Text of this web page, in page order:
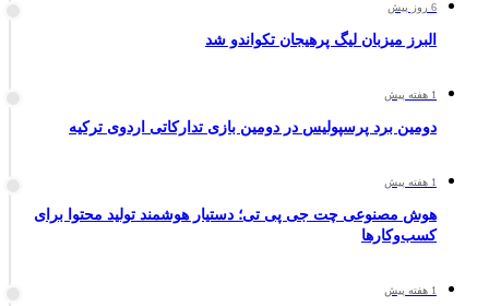
6 روز پیش
البرز میزبان لیگ پرهیجان تکواندو شد
1 هفته پیش
دومین برد پرسپولیس در دومین بازی تدارکاتی اردوی ترکیه
1 هفته پیش
هوش مصنوعی چت جی پی تی؛ دستیار هوشمند تولید محتوا برای
کسب‌وکارها
1 هفته پیش